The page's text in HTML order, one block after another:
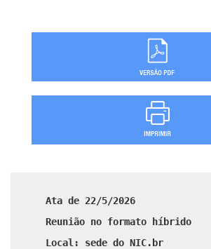
Ata de 22/5/2026
Reunião no formato híbrido
Local: sede do NIC.br